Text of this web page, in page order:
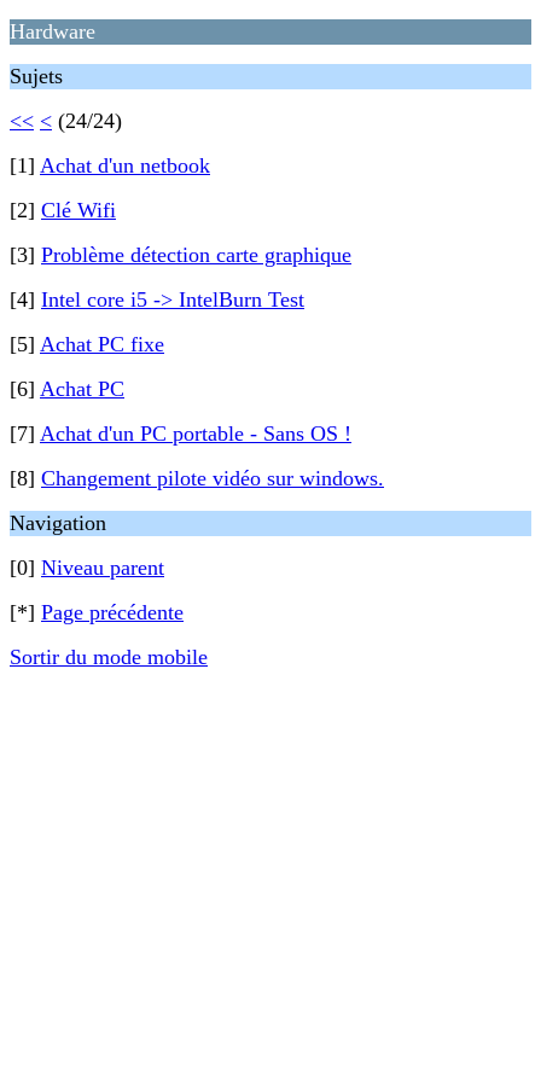
Hardware
Sujets
<< < (24/24)
[1] Achat d'un netbook
[2] Clé Wifi
[3] Problème détection carte graphique
[4] Intel core i5 -> IntelBurn Test
[5] Achat PC fixe
[6] Achat PC
[7] Achat d'un PC portable - Sans OS !
[8] Changement pilote vidéo sur windows.
Navigation
[0] Niveau parent
[*] Page précédente
Sortir du mode mobile